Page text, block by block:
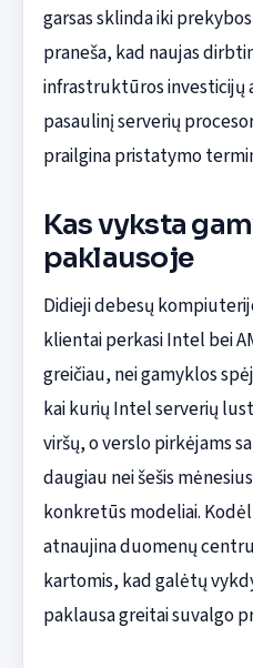
garsas sklinda iki
praneša, kad naujas
infrastruktūros investicijų
pasaulinį serverių
prailgina pristatymo
Kas vyksta
paklausoje
Didieji debesų
klientai perkasi Intel bei
greičiau, nei gamyklos
kai kurių Intel serverių
viršų, o verslo pirkėjams
daugiau nei šešis
konkretūs modeliai.
atnaujina duomenų
kartomis, kad galėtų
paklausa greitai suvalgo